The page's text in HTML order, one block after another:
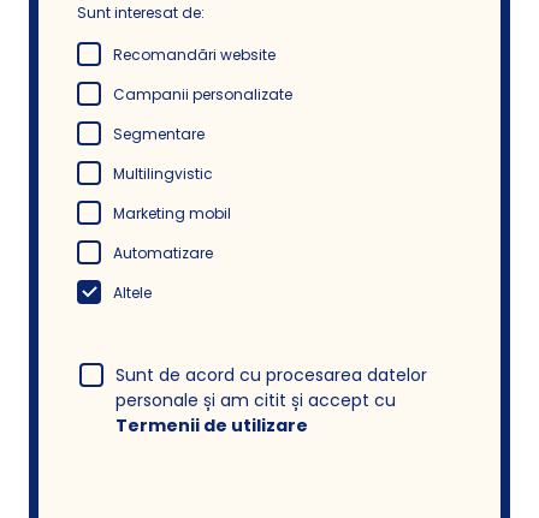
Sunt interesat de:
Recomandări website
Campanii personalizate
Segmentare
Multilingvistic
Marketing mobil
Automatizare
Altele
Sunt de acord cu procesarea datelor
personale și am citit și accept cu
Termenii de utilizare